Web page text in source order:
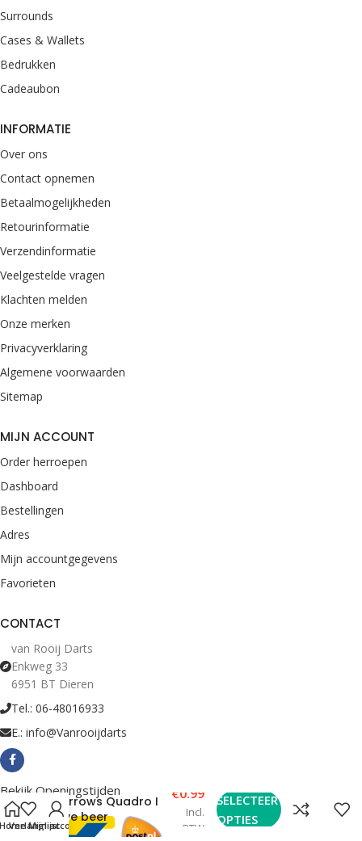
Surrounds
Cases & Wallets
Bedrukken
Cadeaubon
INFORMATIE
Over ons
Contact opnemen
Betaalmogelijkheden
Retourinformatie
Verzendinformatie
Veelgestelde vragen
Klachten melden
Onze merken
Privacyverklaring
Algemene voorwaarden
Sitemap
MIJN ACCOUNT
Order herroepen
Dashboard
Bestellingen
Adres
Mijn accountgegevens
Favorieten
CONTACT
van Rooij Darts
Enkweg 33
6951 BT Dieren
Tel.: 06-48016933
E.: info@Vanrooijdarts
Bekijk Openingstijden
Harrows Quadro I
love beer
€0.99
Incl.
BTW
SELECTEER
OPTIES
Verlanglijst
Mijn account